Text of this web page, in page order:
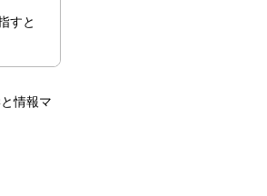
すと
情報マ